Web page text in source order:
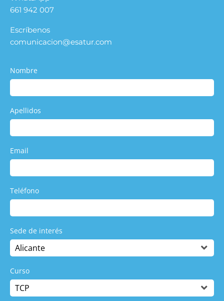
661 942 007
Escríbenos
comunicacion@esatur.com
Nombre
Apellidos
Email
Teléfono
Sede de interés
Curso